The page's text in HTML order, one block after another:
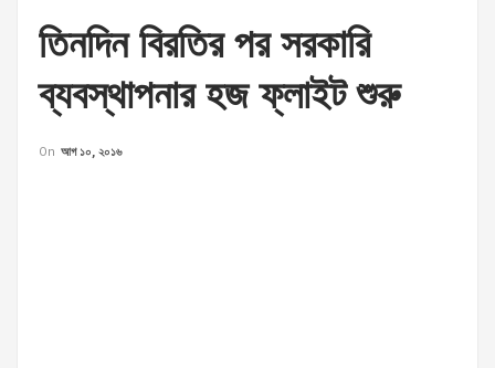
তিনদিন বিরতির পর সরকারি
ব্যবস্থাপনার হজ ফ্লাইট শুরু
On আগ ১০, ২০১৬